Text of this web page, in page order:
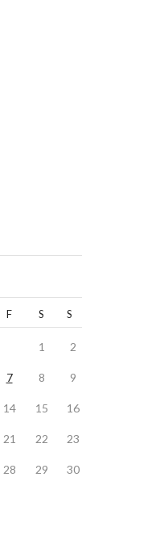
F S S
1 2
7 8 9
14 15 16
21 22 23
28 29 30